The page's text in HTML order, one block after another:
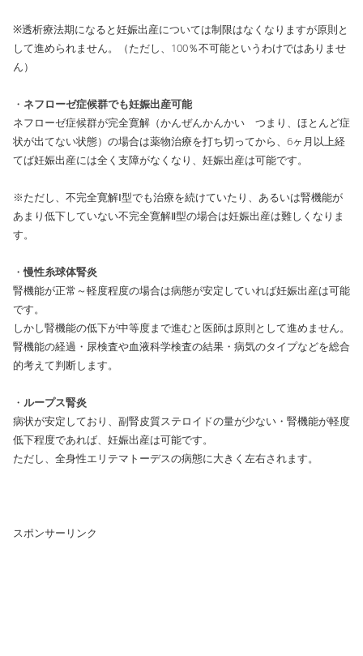
※透析療法期になると妊娠出産については制限はなくなりますが原則と
して進められません。（ただし、100％不可能というわけではありませ
ん）
・ ネフローゼ症候群でも妊娠出産可能
ネフローゼ症候群が完全寛解（かんぜんかんかい つまり、ほとんど症
状が出てない状態）の場合は薬物治療を打ち切ってから、6ヶ月以上経
てば妊娠出産には全く支障がなくなり、妊娠出産は可能です。
※ただし、不完全寛解Ⅰ型でも治療を続けていたり、あるいは腎機能が
あまり低下していない不完全寛解Ⅱ型の場合は妊娠出産は難しくなりま
す。
・慢性糸球体腎炎
腎機能が正常～軽度程度の場合は病態が安定していれば妊娠出産は可能
です。
しかし腎機能の低下が中等度まで進むと医師は原則として進めません。
腎機能の経過・尿検査や血液科学検査の結果・病気のタイプなどを総合
的考えて判断します。
・ ループス腎炎
病状が安定しており、副腎皮質ステロイドの量が少ない・腎機能が軽度
低下程度であれば、妊娠出産は可能です。
ただし、全身性エリテマトーデスの病態に大きく左右されます。
スポンサーリンク